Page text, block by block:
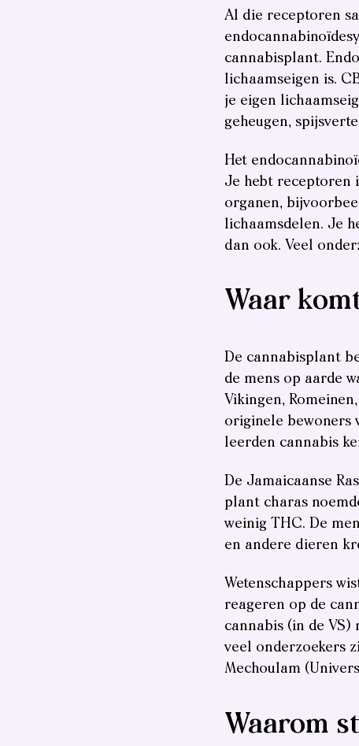
Al die receptoren
cannabisplant.
lichaamseigen is.
je eigen
geheugen,
Het
Je hebt receptoren
organen,
lichaamsdelen. Je
dan ook. Veel
Waar
De cannabisplant
de mens op aarde
Vikingen,
originele bewoners
leerden cannabis
De Jamaicaanse
plant charas
weinig THC. De
en andere dieren
Wetenschappers
reageren op de
cannabis (in de
veel onderzoekers
Mechoulam
Waarom